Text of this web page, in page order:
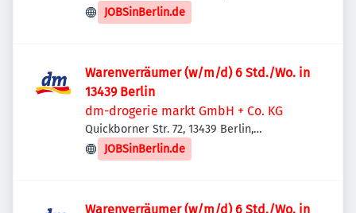
JOBSinBerlin.de
Warenverräumer (w/m/d) 6 Std./Wo. in
13439 Berlin
dm-drogerie markt GmbH + Co. KG
Quickborner Str. 72, 13439 Berlin,
Deutschland
JOBSinBerlin.de
Warenverräumer (w/m/d) 6 Std./Wo. in